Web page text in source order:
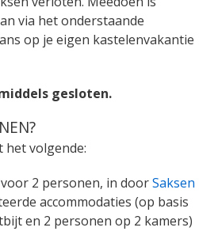
via het onderstaande
op je eigen kastelenvakantie
gesloten.
het volgende:
2 personen, in doorSaksen
accommodaties (op basis
en 2 personen op 2 kamers)